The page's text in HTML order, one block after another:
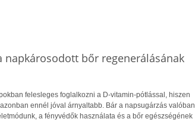
napkárosodott bőr regenerálásának
felesleges foglalkozni a D-vitamin-pótlással, hiszen
ennél jóval árnyaltabb. Bár a napsugárzás valóban
a fényvédők használata és a bőr egészségének